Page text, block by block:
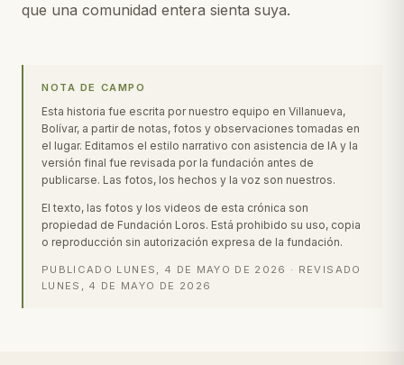
que una comunidad entera sienta suya.
NOTA DE CAMPO
Esta historia fue escrita por nuestro equipo en Villanueva,
Bolívar, a partir de notas, fotos y observaciones tomadas en
el lugar. Editamos el estilo narrativo con asistencia de IA y la
versión final fue revisada por la fundación antes de
publicarse. Las fotos, los hechos y la voz son nuestros.
El texto, las fotos y los videos de esta crónica son
propiedad de Fundación Loros. Está prohibido su uso, copia
o reproducción sin autorización expresa de la fundación.
PUBLICADO LUNES, 4 DE MAYO DE 2026 · REVISADO
LUNES, 4 DE MAYO DE 2026